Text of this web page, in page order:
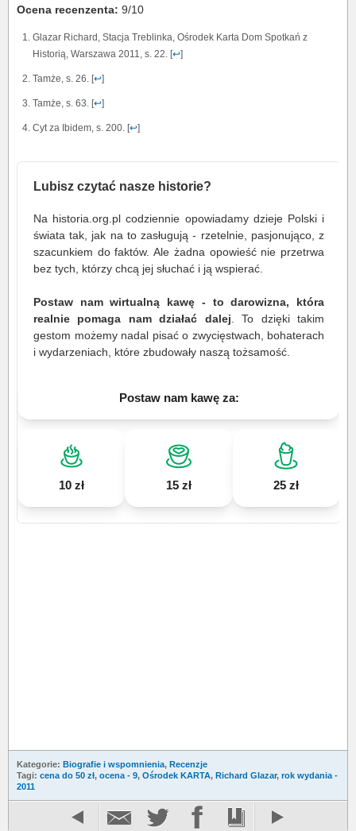
Ocena recenzenta: 9/10
Glazar Richard, Stacja Treblinka, Ośrodek Karta Dom Spotkań z
Historią, Warszawa 2011, s. 22. [↩]
Tamże, s. 26. [↩]
Tamże, s. 63. [↩]
Cyt za Ibidem, s. 200. [↩]
Lubisz czytać nasze historie?
Na historia.org.pl codziennie opowiadamy dzieje Polski i
świata tak, jak na to zasługują - rzetelnie, pasjonująco, z
szacunkiem do faktów. Ale żadna opowieść nie przetrwa
bez tych, którzy chcą jej słuchać i ją wspierać.
Postaw nam wirtualną kawę - to darowizna, która
realnie pomaga nam działać dalej . To dzięki takim
gestom możemy nadal pisać o zwycięstwach, bohaterach
i wydarzeniach, które zbudowały naszą tożsamość.
Postaw nam kawę za:
10 zł 15 zł 25 zł
Kategorie: Biografie i wspomnienia, Recenzje
Tagi: cena do 50 zł, ocena - 9, Ośrodek KARTA, Richard Glazar, rok wydania -
2011